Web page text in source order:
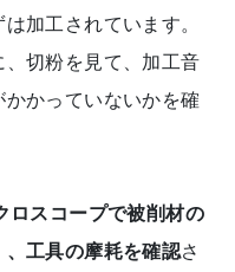
加工されています。
切粉を見て、加工音
かっていないかを確
ロスコープで被削材の
工具の摩耗を確認さ